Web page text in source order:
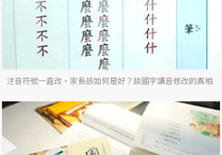
注音符號一直改，家長該如何是好？談國字讀音修改的真相